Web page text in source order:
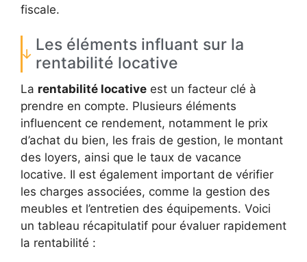
fiscale.
Les éléments influant sur la
rentabilité locative
La rentabilité locative est un facteur clé à
prendre en compte. Plusieurs éléments
influencent ce rendement, notamment le prix
d’achat du bien, les frais de gestion, le montant
des loyers, ainsi que le taux de vacance
locative. Il est également important de vérifier
les charges associées, comme la gestion des
meubles et l’entretien des équipements. Voici
un tableau récapitulatif pour évaluer rapidement
la rentabilité :